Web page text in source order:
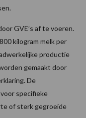
GVE’s af te voeren.
kilogram melk per
productie
gemaakt door
De
specifieke
of sterk gegroeide